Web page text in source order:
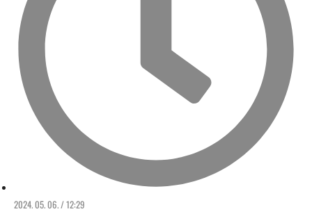
2024. 05. 06. / 12:29